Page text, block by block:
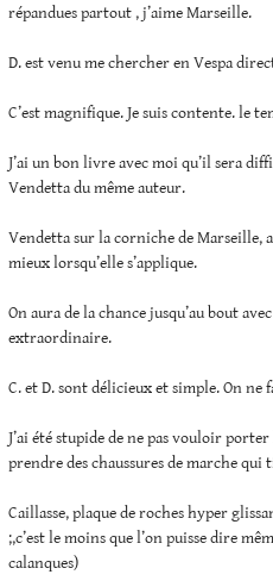
répandues partout , j’aime Marseille.
D. est venu me chercher en Vespa
C’est magnifique. Je suis contente. le
J’ai un bon livre avec moi qu’il sera
Vendetta du même auteur.
Vendetta sur la corniche de Marseille,
mieux lorsqu’elle s’applique.
On aura de la chance jusqu’au bout
extraordinaire.
C. et D. sont délicieux et simple. On
J’ai été stupide de ne pas vouloir
prendre des chaussures de marche
Caillasse, plaque de roches hyper
;,c’est le moins que l’on puisse dire
calanques)